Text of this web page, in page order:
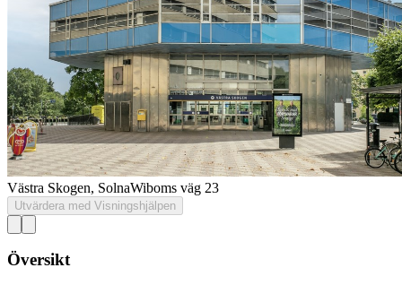
Västra Skogen, SolnaWiboms väg 23
Utvärdera med Visningshjälpen
Översikt